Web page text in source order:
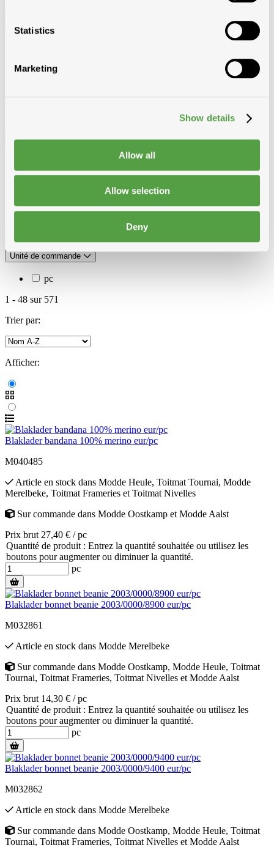
Statistics
Marketing
Show details
Allow all
Allow selection
Deny
Modde Merelbeke
Type
Accessoires vetements/chaussures
Chaussettes
Pull-over
Unité de commande
pc
1 - 48 sur571
Trier par:
Afficher:
Blaklader bandana 100% merino eur/pc
M040485
Article en stock dans Modde Heule, Toitmat Tournai, Modde
Merelbeke, Toitmat Frameries et Toitmat Nivelles
Sur commande dans Modde Oostkamp et Modde Aalst
Prix brut 27,40 € / pc
Quantité de produit : Entrez la quantité souhaitée ou utilisez les
boutons pour augmenter ou diminuer la quantité.
pc
Blaklader bonnet beanie 2003/0000/8900 eur/pc
M032861
Article en stock dans Modde Merelbeke
Sur commande dans Modde Oostkamp, Modde Heule, Toitmat
Tournai, Toitmat Frameries, Toitmat Nivelles et Modde Aalst
Prix brut 14,30 € / pc
Quantité de produit : Entrez la quantité souhaitée ou utilisez les
boutons pour augmenter ou diminuer la quantité.
pc
Blaklader bonnet beanie 2003/0000/9400 eur/pc
M032862
Article en stock dans Modde Merelbeke
Sur commande dans Modde Oostkamp, Modde Heule, Toitmat
Tournai, Toitmat Frameries, Toitmat Nivelles et Modde Aalst